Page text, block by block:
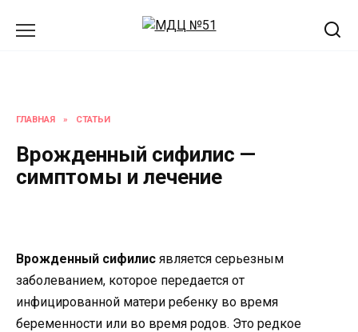
ГЛАВНАЯ » СТАТЬИ
Врожденный сифилис —
симптомы и лечение
Врожденный сифилис является серьезным
заболеванием, которое передается от
инфицированной матери ребенку во время
беременности или во время родов. Это редкое